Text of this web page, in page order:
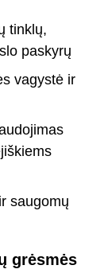
tinklų,
paskyrų
vagystė ir
saugomų
grėsmės